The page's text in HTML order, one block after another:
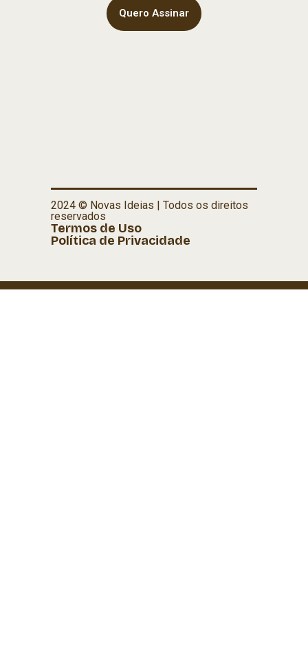
Quero Assinar
2024 © Novas Ideias | Todos os direitos
reservados
Termos de Uso
Política de Privacidade